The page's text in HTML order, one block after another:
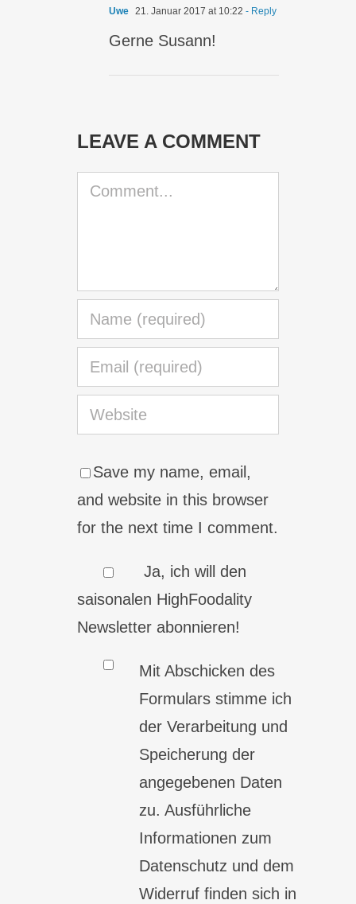
Uwe 21. Januar 2017 at 10:22 - Reply
Gerne Susann!
LEAVE A COMMENT
Comment
Save my name, email,
and website in this browser
for the next time I comment.
Ja, ich will den
saisonalen HighFoodality
Newsletter abonnieren!
Mit Abschicken des
Formulars stimme ich
der Verarbeitung und
Speicherung der
angegebenen Daten
zu. Ausführliche
Informationen zum
Datenschutz und dem
Widerruf finden sich in